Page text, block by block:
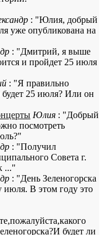
: "Юлия, добрый
уже опубликована на
: "Дмитрий, я выше
и пройдет 25 июля
: "Я правильно
25 июля? Или он
Юлия : "Добрый
посмотреть
: "Получил
Совета г.
..."
: "День Зеленогорска
июля. В этом году это
будет ли